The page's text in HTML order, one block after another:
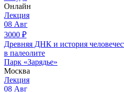
Онлайн
Лекция
08 Авг
3000 ₽
Древняя ДНК и история
в палеолите
Парк «Зарядье»
Москва
Лекция
08 Авг